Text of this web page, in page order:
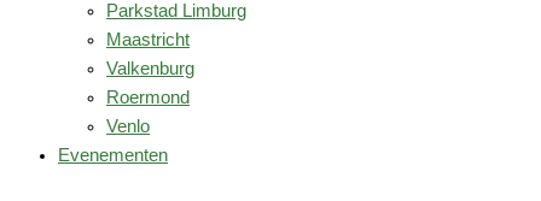
Parkstad Limburg
Maastricht
Valkenburg
Roermond
Venlo
Evenementen